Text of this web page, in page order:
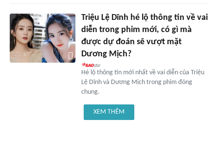
Triệu Lệ Dĩnh hé lộ thông tin về vai
diễn trong phim mới, có gì mà
được dự đoán sẽ vượt mặt
Dương Mịch?
Hé lộ thông tin mới nhất về vai diễn của Triệu
Lệ Dĩnh và Dương Mịch trong phim đóng
chung.
XEM THÊM